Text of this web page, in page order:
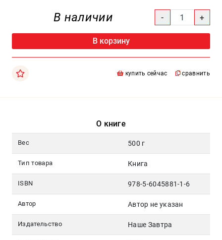
В наличии
В корзину
купить сейчас сравнить
О книге
Вес 500 г
Тип товара Книга
ISBN 978-5-6045881-1-6
Автор Автор не указан
Издательство Наше Завтра
pochta@den-